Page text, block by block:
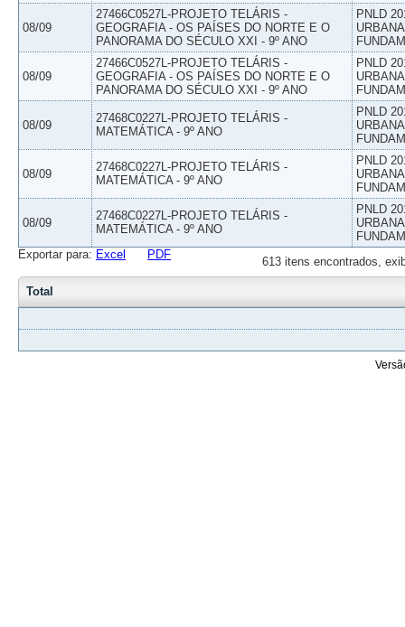
08/09
27466C0527L-PROJETO TELÁRIS -
GEOGRAFIA - OS PAÍSES DO NORTE E O
PANORAMA DO SÉCULO XXI - 9º ANO
PNLD
08/09
27466C0527L-PROJETO TELÁRIS -
GEOGRAFIA - OS PAÍSES DO NORTE E O
PANORAMA DO SÉCULO XXI - 9º ANO
PNLD
08/09
27468C0227L-PROJETO TELÁRIS -
MATEMÁTICA - 9º ANO
PNLD
08/09
27468C0227L-PROJETO TELÁRIS -
MATEMÁTICA - 9º ANO
PNLD
08/09
27468C0227L-PROJETO TELÁRIS -
MATEMÁTICA - 9º ANO
PNLD
613 itens encontrados,
Exportar para: Excel PDF
Total